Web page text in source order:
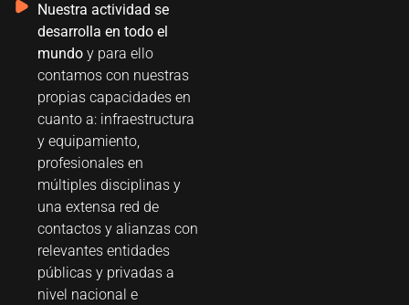
Nuestra actividad se
desarrolla en todo el
mundo y para ello
contamos con nuestras
propias capacidades en
cuanto a: infraestructura
y equipamiento,
profesionales en
múltiples disciplinas y
una extensa red de
contactos y alianzas con
relevantes entidades
públicas y privadas a
nivel nacional e